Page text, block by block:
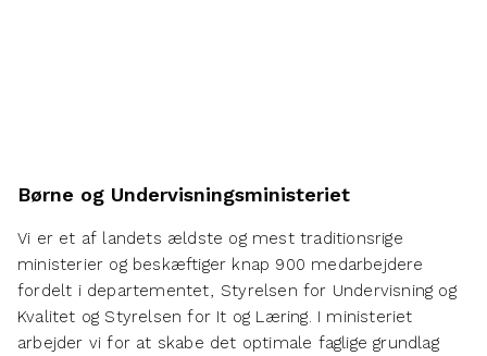
Børne og Undervisningsministeriet
Vi er et af landets ældste og mest traditionsrige
ministerier og beskæftiger knap 900 medarbejdere
fordelt i departementet, Styrelsen for Undervisning og
Kvalitet og Styrelsen for It og Læring. I ministeriet
arbejder vi for at skabe det optimale faglige grundlag